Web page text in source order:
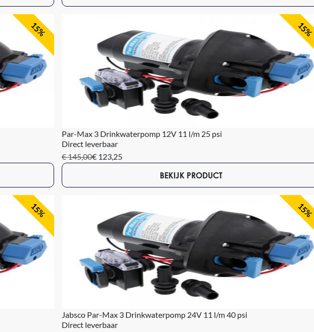
15% 15%
Par-Max 3 Drinkwaterpomp 12V 11 l/m 25 psi
Direct leverbaar
€ 145,00€ 123,25
BEKIJK PRODUCT
15% 15%
Jabsco Par-Max 3 Drinkwaterpomp 24V 11 l/m 40 psi
Direct leverbaar